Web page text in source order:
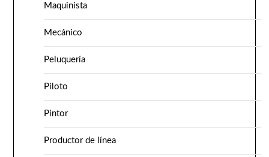
Maquinista
Mecánico
Peluquería
Piloto
Pintor
Productor de línea